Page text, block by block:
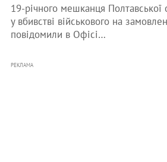
19-річного мешканця Полтавської
у вбивстві військового на
повідомили в Офісі…
РЕКЛАМА